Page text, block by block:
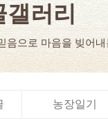
러리
음으로 마음을 빚어
농장일기